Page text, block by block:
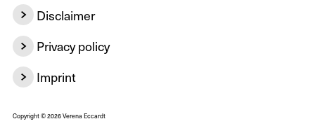
Disclaimer
Inhaltlich Verantwortlicher gemäß §55 Abs. 2 RstV:
Verena Eccardt
Haftungsausschluss
1. Inhalt des Onlineangebotes
Privacy policy
Die verantwortliche Stelle für die Datenverarbeitung
auf dieser Website ist:
Verena Eccardt
Imprint
Verena Eccardt
10967 Berlin
Copyright ©2026Verena Eccardt